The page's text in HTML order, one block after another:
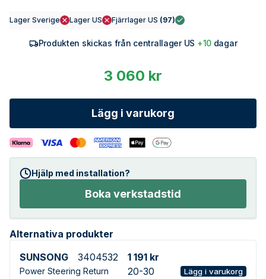
Lager Sverige Lager US Fjärrlager US (97)
Produkten skickas från centrallager US +10 dagar
3 060 kr
Lägg i varukorg
Hjälp med installation?
Boka verkstadstid
Alternativa produkter
SUNSONG
3404532
Power Steering Return
1 191 kr
20-30
Lägg i varukorg